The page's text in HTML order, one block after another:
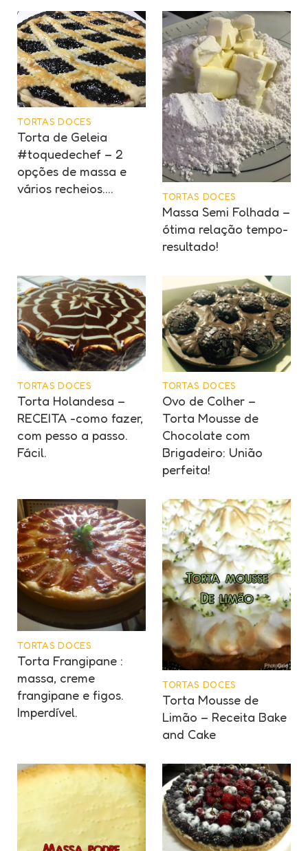
TORTAS DOCES
Torta de Geleia
#toquedechef – 2
opções de massa e
vários recheios….
TORTAS DOCES
Massa Semi Folhada –
ótima relação tempo-
resultado!
TORTAS DOCES
Torta Holandesa –
RECEITA -como fazer,
com pesso a passo.
Fácil.
TORTAS DOCES
Ovo de Colher –
Torta Mousse de
Chocolate com
Brigadeiro: União
perfeita!
TORTAS DOCES
Torta Frangipane :
massa, creme
frangipane e figos.
Imperdível.
TORTAS DOCES
Torta Mousse de
Limão – Receita Bake
and Cake